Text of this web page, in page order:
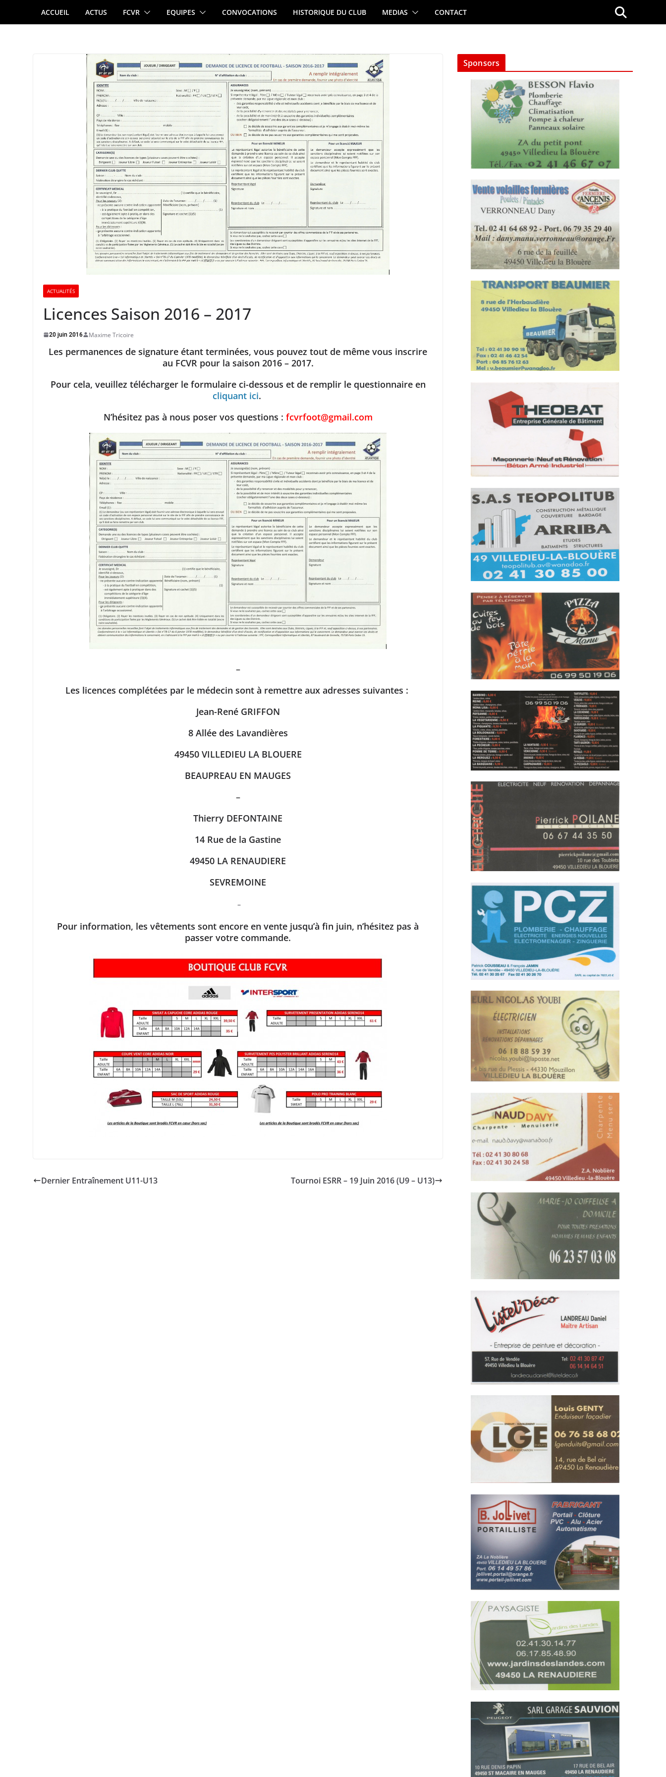
ACCUEIL ACTUS FCVR EQUIPES CONVOCATIONS HISTORIQUE DU CLUB MEDIAS CONTACT
ACTUALITÉS
Licences Saison 2016 – 2017
20 juin 2016 Maxime Tricoire
Les permanences de signature étant terminées, vous pouvez tout de même vous inscrire
au FCVR pour la saison 2016 – 2017.
Pour cela, veuillez télécharger le formulaire ci-dessous etde remplir le questionnaire en
cliquant ici.
N’hésitez pas à nous poser vos questions : fcvrfoot@gmail.com
–
Les licences complétées par le médecin sont à remettre aux adresses suivantes :
Jean-René GRIFFON
8 Allée des Lavandières
49450 VILLEDIEU LA BLOUERE
BEAUPREAU EN MAUGES
–
Thierry DEFONTAINE
14 Rue de la Gastine
49450 LA RENAUDIERE
SEVREMOINE
–
Pour information, les vêtements sont encore en vente jusqu’à fin juin, n’hésitez pas à
passer votre commande.
Dernier Entraînement U11-U13 Tournoi ESRR – 19 Juin 2016 (U9 – U13)
Sponsors